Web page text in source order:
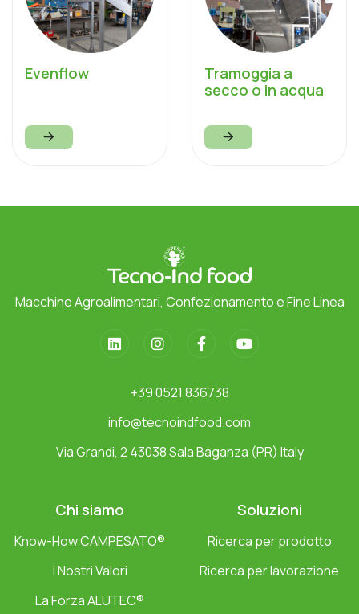
Evenflow
Tramoggia a
secco o in acqua
Macchine Agroalimentari, Confezionamento e Fine Linea
+39 0521 836738
info@tecnoindfood.com
Via Grandi, 2 43038 Sala Baganza (PR) Italy
Chi siamo
Know-How CAMPESATO®
I Nostri Valori
La Forza ALUTEC®
Soluzioni
Ricerca per prodotto
Ricerca per lavorazione